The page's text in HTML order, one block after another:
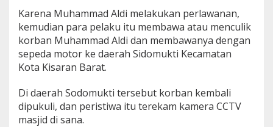
o
d
r
a
t
S
u
t
Karena Muhammad Aldi melakukan perlawanan,
kemudian para pelaku itu membawa atau menculik
korban Muhammad Aldi dan membawanya dengan
sepeda motor ke daerah Sidomukti Kecamatan
Kota Kisaran Barat.
Di daerah Sodomukti tersebut korban kembali
dipukuli, dan peristiwa itu terekam kamera CCTV
masjid di sana.